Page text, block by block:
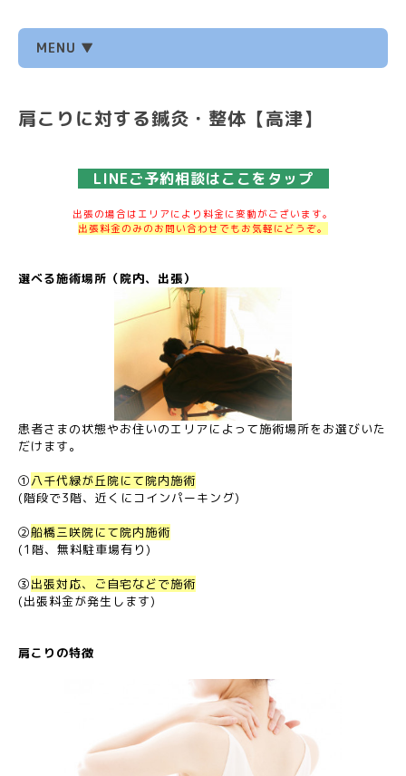
MENU ▼
肩こりに対する鍼灸・整体【高津】
LINEご予約相談はここをタップ
出張の場合はエリアにより料金に変動がございます。
出張料金のみのお問い合わせでもお気軽にどうぞ。
選べる施術場所（院内、出張）
患者さまの状態やお住いのエリアによって施術場所をお選びいた
だけます。
①八千代緑が丘院にて院内施術
(階段で3階、近くにコインパーキング)
②船橋三咲院にて院内施術
(1階、無料駐車場有り)
③出張対応、ご自宅などで施術
(出張料金が発生します)
肩こりの特徴